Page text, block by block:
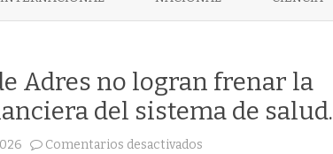
Adres no logran frenar la
del sistema de salud.
Comentarios desactivados